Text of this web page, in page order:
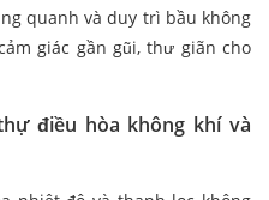
quanh và duy trì bầu không
giác gần gũi, thư giãn cho
điều hòa không khí và